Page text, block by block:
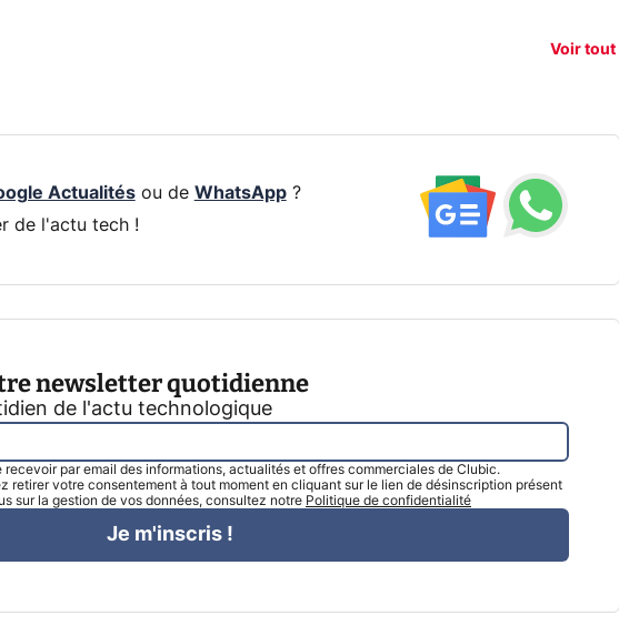
Voir tout
Actualitésou de WhatsApp?
de l'actu tech !
newsletter quotidienne
de l'actu technologique
recevoir par email des informations, actualités et offres commerciales de Clubic.
retirer votre consentement à tout moment en cliquant sur le lien de désinscription présent
sur la gestion de vos données, consultez notre Politique de confidentialité
Je m'inscris !